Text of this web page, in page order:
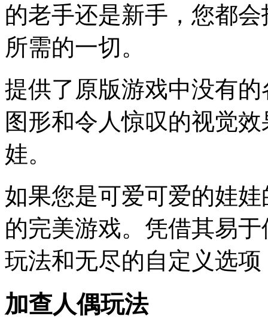
的老手还是新手，您都
所需的一切。
提供了原版游戏中没有
图形和令人惊叹的视觉
娃。
如果您是可爱可爱的娃娃
的完美游戏。凭借其易
玩法和无尽的自定义选
加查人偶玩法